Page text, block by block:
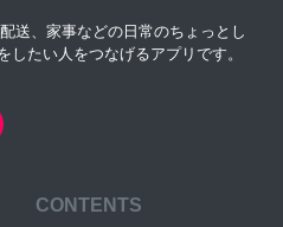
送、家事などの日常のちょっとし
たい人をつなげるアプリです。
CONTENTS